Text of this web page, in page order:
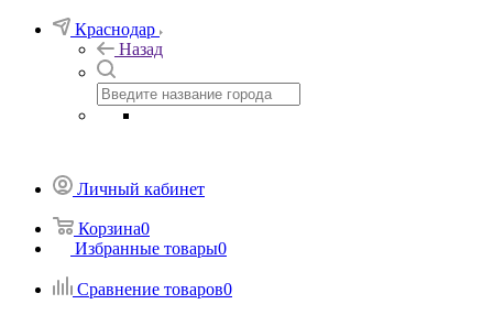
Краснодар
Назад
Личный кабинет
Корзина0
Избранные товары0
Сравнение товаров0